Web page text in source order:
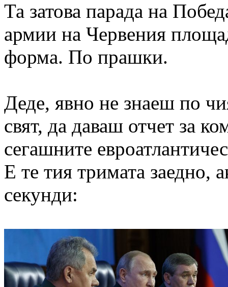
Та затова парада на
армии на Червения
форма. По прашки.
Деде, явно не знаеш по
свят, да даваш отчет за
сегашните
Е те тия тримата заедно,
секунди: